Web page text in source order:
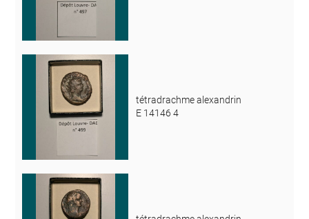
tétradrachme alexandrin
E 14146 4